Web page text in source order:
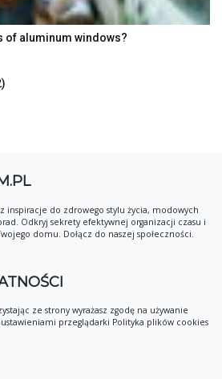
of aluminum windows?
inspiracje do zdrowego stylu życia, modowych
Odkryj sekrety efektywnej organizacji czasu i
domu. Dołącz do naszej społeczności.
ze strony wyrażasz zgodę na używanie
przeglądarki Polityka plików cookies